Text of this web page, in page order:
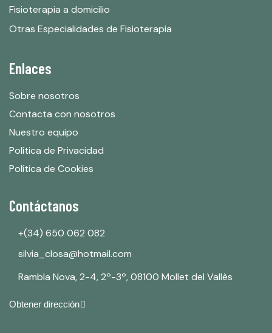
Fisioterapia a domicilio
Otras Especialidades de Fisioterapia
Enlaces
Sobre nosotros
Contacta con nosotros
Nuestro equipo
Política de Privacidad
Política de Cookies
Contáctanos
+(34) 650 062 082
silvia_closa@hotmail.com
Rambla Nova, 2-4, 2º-3º, 08100 Mollet del Vallès
Obtener dirección